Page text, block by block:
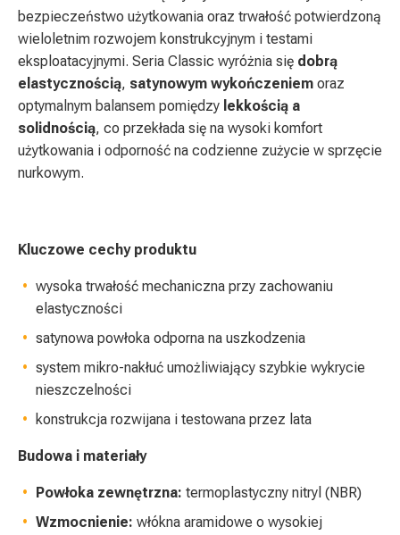
bezpieczeństwo użytkowania oraz trwałość potwierdzoną
wieloletnim rozwojem konstrukcyjnym i testami
eksploatacyjnymi. Seria Classic wyróżnia się dobrą
elastycznością, satynowym wykończeniem oraz
optymalnym balansem pomiędzy lekkością a
solidnością, co przekłada się na wysoki komfort
użytkowania i odporność na codzienne zużycie w sprzęcie
nurkowym.
Kluczowe cechy produktu
wysoka trwałość mechaniczna przy zachowaniu
elastyczności
satynowa powłoka odporna na uszkodzenia
system mikro-nakłuć umożliwiający szybkie wykrycie
nieszczelności
konstrukcja rozwijana i testowana przez lata
Budowa i materiały
Powłoka zewnętrzna: termoplastyczny nitryl (NBR)
Wzmocnienie: włókna aramidowe o wysokiej